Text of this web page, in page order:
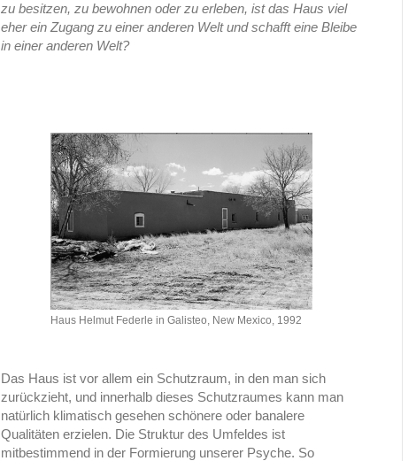
zu besitzen, zu bewohnen oder zu erleben, ist das Haus viel
eher ein Zugang zu einer anderen Welt und schafft eine Bleibe
in einer anderen Welt?
Haus Helmut Federle in Galisteo, New Mexico, 1992
Das Haus ist vor allem ein Schutzraum, in den man sich
zurückzieht, und innerhalb dieses Schutzraumes kann man
natürlich klimatisch gesehen schönere oder banalere
Qualitäten erzielen. Die Struktur des Umfeldes ist
mitbestimmend in der Formierung unserer Psyche. So